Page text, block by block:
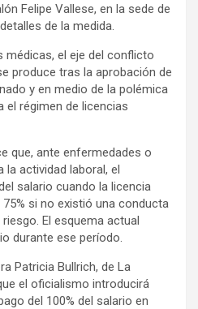
Felipe Vallese, en la sede de
de la medida.
médicas, el eje del conflicto
produce tras la aprobación de
y en medio de la polémica
el régimen de licencias
que, ante enfermedades o
actividad laboral, el
salario cuando la licencia
si no existió una conducta
El esquema actual
durante ese período.
Patricia Bullrich, de La
el oficialismo introducirá
del 100% del salario en